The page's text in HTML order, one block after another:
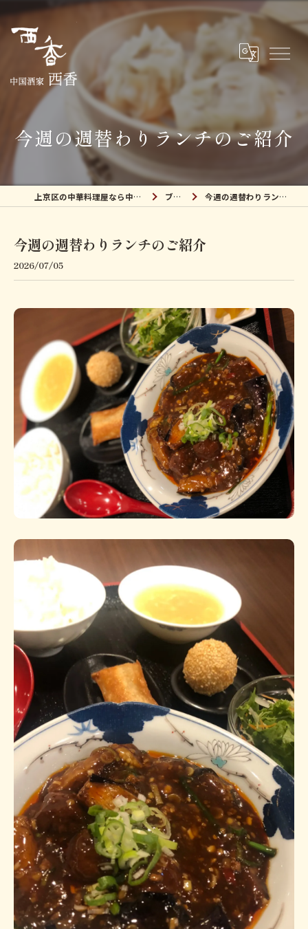
今週の週替わりランチのご紹介
上京区の中華料理屋なら中国酒家 西香 ブログ 今週の週替わりランチのご紹介
今週の週替わりランチのご紹介
2026/07/05